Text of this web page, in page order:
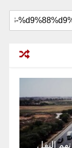
النقل